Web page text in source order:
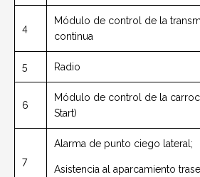
4
Módulo de control de la
continua
5 Radio
6
Módulo de control de la
Start)
7
Alarma de punto ciego lateral;
Asistencia al aparcamiento